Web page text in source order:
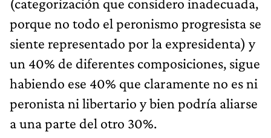
porque no todo el peronismo progresista se
siente representado por la expresidenta) y
un 40% de diferentes composiciones, sigue
habiendo ese 40% que claramente no es ni
peronista ni libertario y bien podría aliarse
a una parte del otro 30%.